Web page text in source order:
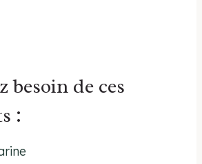
besoin de ces
: